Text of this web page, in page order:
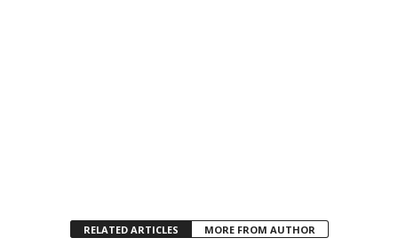
RELATED ARTICLES MORE FROM AUTHOR